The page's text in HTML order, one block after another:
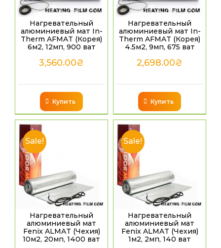
Нагревательный
алюминиевый мат In-
Therm AFMAT (Корея)
6м2, 12мп, 900 ват
3,560.00₴
Купить
Нагревательный
алюминиевый мат In-
Therm AFMAT (Корея)
4.5м2, 9мп, 675 ват
2,698.00₴
Купить
Sale!
Нагревательный
алюминиевый мат
Fenix ALMAT (Чехия)
10м2, 20мп, 1400 ват
Sale!
Нагревательный
алюминиевый мат
Fenix ALMAT (Чехия)
1м2, 2мп, 140 ват